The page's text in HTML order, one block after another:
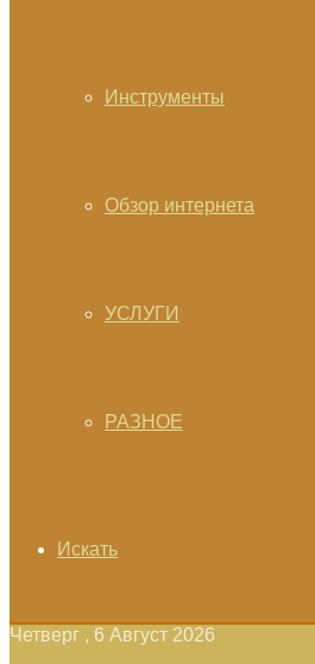
Инструменты
Обзор интернета
УСЛУГИ
РАЗНОЕ
Искать
Четверг , 6 Август 2026